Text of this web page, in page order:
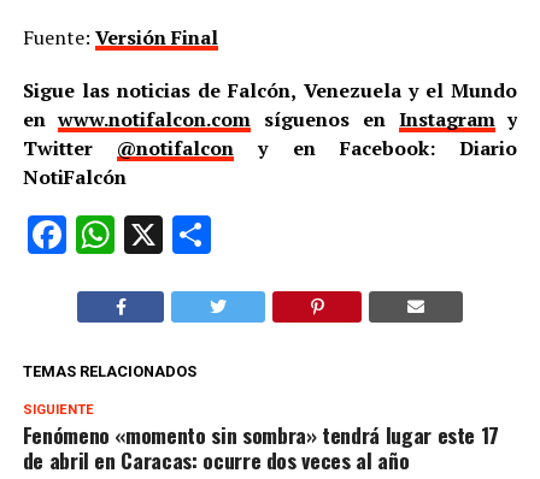
Fuente: Versión Final
Sigue las noticias de Falcón, Venezuela y el Mundo
enwww.notifalcon.com síguenos en Instagramy
Twitter @notifalcon y en Facebook: Diario
NotiFalcón
Facebook
WhatsApp
X Compartir
TEMAS RELACIONADOS
SIGUIENTE
Fenómeno «momento sin sombra» tendrá lugar este 17
de abril en Caracas: ocurre dos veces al año